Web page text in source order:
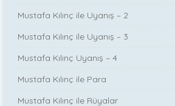
Mustafa Kılınç ile Uyanış – 2
Mustafa Kılınç ile Uyanış – 3
Mustafa Kılınç Uyanış – 4
Mustafa Kılınç ile Para
Mustafa Kılınç ile Rüyalar